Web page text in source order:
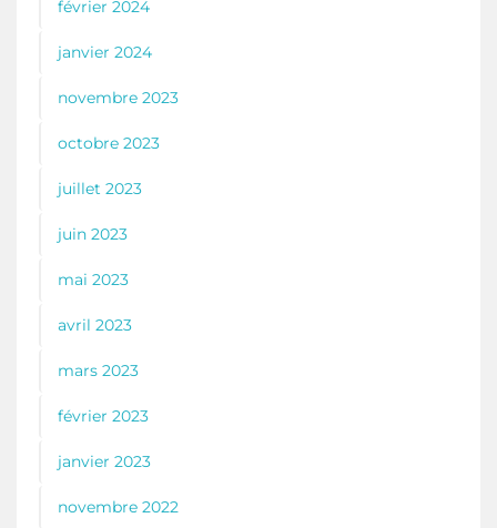
février 2024
janvier 2024
novembre 2023
octobre 2023
juillet 2023
juin 2023
mai 2023
avril 2023
mars 2023
février 2023
janvier 2023
novembre 2022